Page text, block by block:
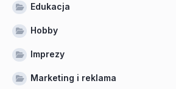
Edukacja
Hobby
Imprezy
Marketing i reklama